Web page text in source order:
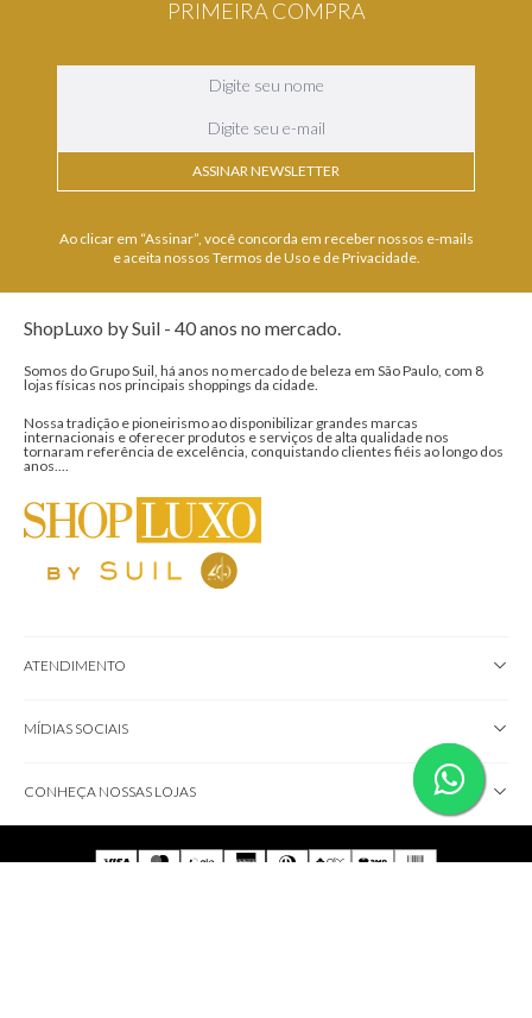
PRIMEIRA COMPRA
ASSINAR NEWSLETTER
Ao clicar em “Assinar”, você concorda em receber nossos e-mails
e aceita nossos Termos de Uso e de Privacidade.
ShopLuxo by Suil - 40 anos no mercado.
Somos do Grupo Suil, há anos no mercado de beleza em São Paulo, com 8
lojas físicas nos principais shoppings da cidade.
Nossa tradição e pioneirismo ao disponibilizar grandes marcas
internacionais e oferecer produtos e serviços de alta qualidade nos
tornaram referência de excelência, conquistando clientes fiéis ao longo dos
anos....
ATENDIMENTO
MÍDIAS SOCIAIS
CONHEÇA NOSSAS LOJAS